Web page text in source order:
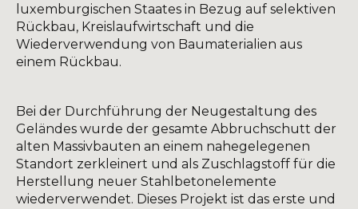
luxemburgischen Staates in Bezug auf selektiven
Rückbau, Kreislaufwirtschaft und die
Wiederverwendung von Baumaterialien aus
einem Rückbau.
Bei der Durchführung der Neugestaltung des
Geländes wurde der gesamte Abbruchschutt der
alten Massivbauten an einem nahegelegenen
Standort zerkleinert und als Zuschlagstoff für die
Herstellung neuer Stahlbetonelemente
wiederverwendet. Dieses Projekt ist das erste und